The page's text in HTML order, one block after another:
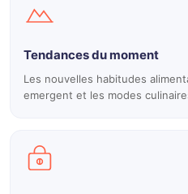
Tendances du moment
Les nouvelles habitudes
emergent et les modes